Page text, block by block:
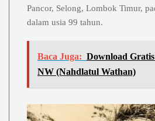
Pancor, Selong, Lombok Timur,
dalam usia 99 tahun.
Baca Juga: Download
NW (Nahdlatul Wathan)